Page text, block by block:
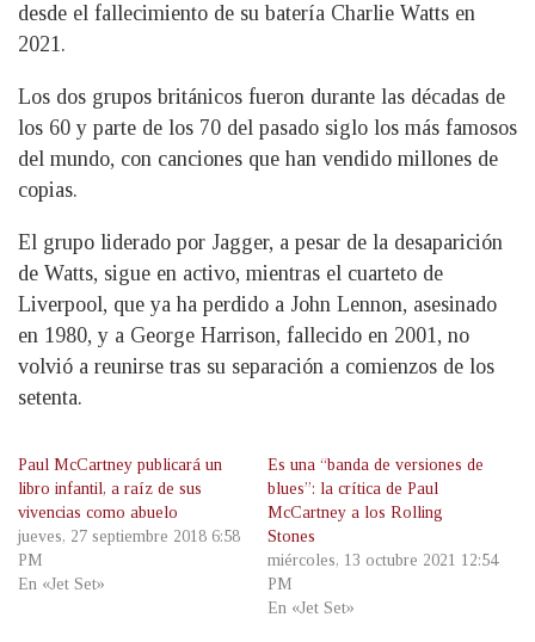
desde el fallecimiento de su batería Charlie Watts en
2021.
Los dos grupos británicos fueron durante las décadas de
los 60 y parte de los 70 del pasado siglo los más famosos
del mundo, con canciones que han vendido millones de
copias.
El grupo liderado por Jagger, a pesar de la desaparición
de Watts, sigue en activo, mientras el cuarteto de
Liverpool, que ya ha perdido a John Lennon, asesinado
en 1980, y a George Harrison, fallecido en 2001, no
volvió a reunirse tras su separación a comienzos de los
setenta.
Paul McCartney publicará un
libro infantil, a raíz de sus
vivencias como abuelo
jueves, 27 septiembre 2018 6:58
PM
En «Jet Set»
Es una “banda de versiones de
blues”: la crítica de Paul
McCartney a los Rolling
Stones
miércoles, 13 octubre 2021 12:54
PM
En «Jet Set»